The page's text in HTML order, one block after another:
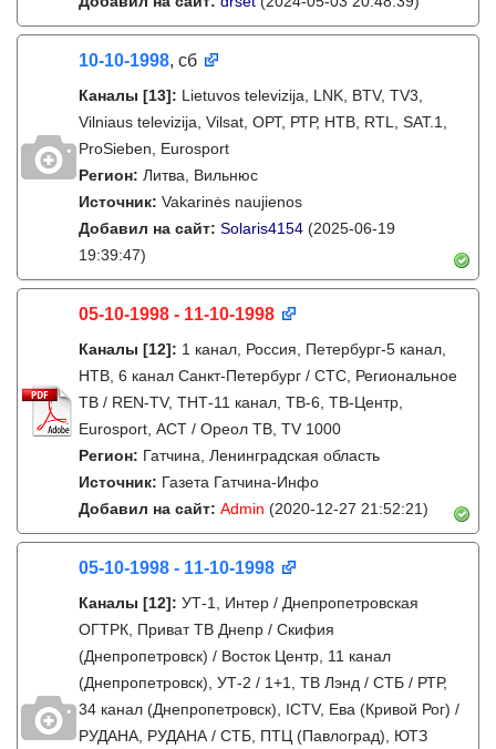
10-10-1998, сб
Каналы [13]: Lietuvos televizija, LNK, BTV, TV3,
Vilniaus televizija, Vilsat, ОРТ, РТР, НТВ, RTL, SAT.1,
ProSieben, Eurosport
Регион: Литва, Вильнюс
Источник: Vakarinės naujienos
Добавил на сайт: Solaris4154 (2025-06-19
19:39:47)
05-10-1998 - 11-10-1998
Каналы [12]: 1 канал, Россия, Петербург-5 канал,
НТВ, 6 канал Санкт-Петербург / СТС, Региональное
ТВ / REN-TV, ТНТ-11 канал, ТВ-6, ТВ-Центр,
Eurosport, АСТ / Ореол ТВ, TV 1000
Регион: Гатчина, Ленинградская область
Источник: Газета Гатчина-Инфо
Добавил на сайт: Admin (2020-12-27 21:52:21)
05-10-1998 - 11-10-1998
Каналы [12]: УТ-1, Интер / Днепропетровская
ОГТРК, Приват ТВ Днепр / Скифия
(Днепропетровск) / Восток Центр, 11 канал
(Днепропетровск), УТ-2 / 1+1, ТВ Лэнд / СТБ / РТР,
34 канал (Днепропетровск), ICTV, Ева (Кривой Рог) /
РУДАНА, РУДАНА / СТБ, ПТЦ (Павлоград), ЮТЗ